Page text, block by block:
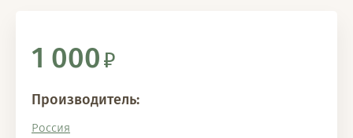
1 000
Производитель:
Россия